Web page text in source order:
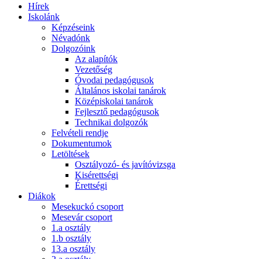
Hírek
Iskolánk
Képzéseink
Névadónk
Dolgozóink
Az alapítók
Vezetőség
Óvodai pedagógusok
Általános iskolai tanárok
Középiskolai tanárok
Fejlesztő pedagógusok
Technikai dolgozók
Felvételi rendje
Dokumentumok
Letöltések
Osztályozó- és javítóvizsga
Kisérettségi
Érettségi
Diákok
Mesekuckó csoport
Mesevár csoport
1.a osztály
1.b osztály
13.a osztály